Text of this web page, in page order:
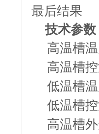
最后结果
技术参数
高温槽
高温槽
低温槽
低温槽
高温槽